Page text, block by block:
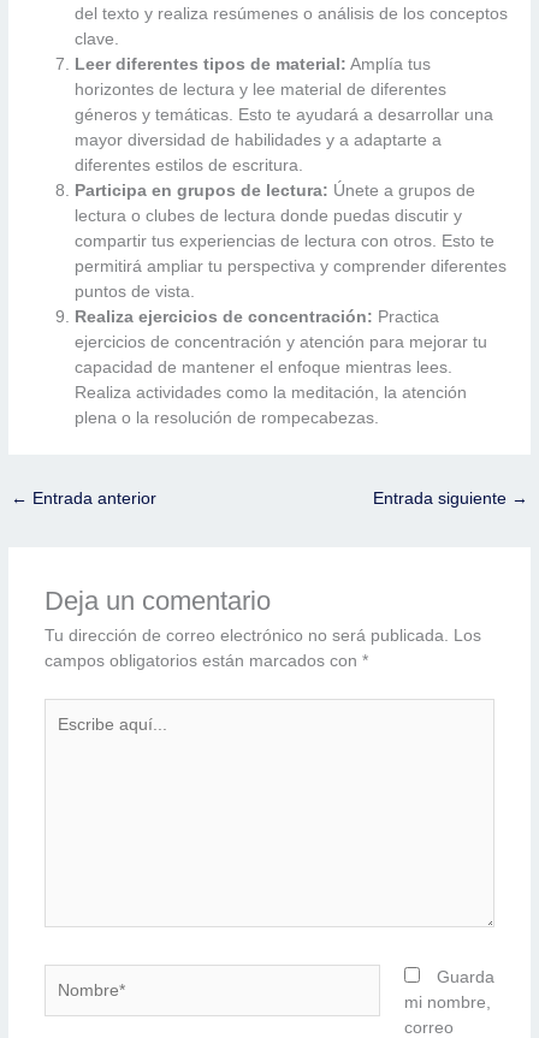
del texto y realiza resúmenes o análisis de los conceptos
clave.
Leer diferentes tipos de material: Amplía tus
horizontes de lectura y lee material de diferentes
géneros y temáticas. Esto te ayudará a desarrollar una
mayor diversidad de habilidades y a adaptarte a
diferentes estilos de escritura.
Participa en grupos de lectura: Únete a grupos de
lectura o clubes de lectura donde puedas discutir y
compartir tus experiencias de lectura con otros. Esto te
permitirá ampliar tu perspectiva y comprender diferentes
puntos de vista.
Realiza ejercicios de concentración: Practica
ejercicios de concentración y atención para mejorar tu
capacidad de mantener el enfoque mientras lees.
Realiza actividades como la meditación, la atención
plena o la resolución de rompecabezas.
← Entrada anterior Entrada siguiente →
Deja un comentario
Tu dirección de correo electrónico no será publicada. Los
campos obligatorios están marcados con *
aquí...
Guarda
mi nombre,
correo